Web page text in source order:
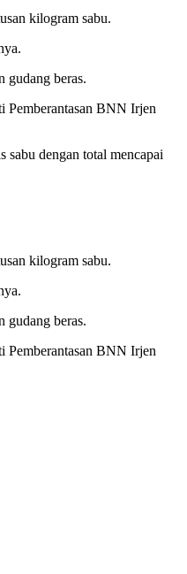
kilogram sabu.
gudang beras.
Pemberantasan BNN Irjen
dengan total mencapai
kilogram sabu.
gudang beras.
Pemberantasan BNN Irjen